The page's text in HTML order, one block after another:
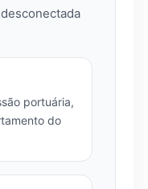
portuária,
do